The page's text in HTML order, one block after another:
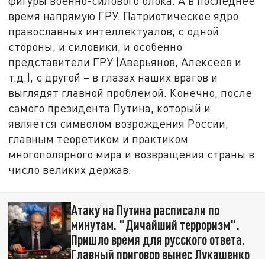
время напрямую ГРУ. Патриотическое ядро
православных интеллектуалов, с одной
стороны, и силовики, и особенно
представители ГРУ (Аверьянов, Алексеев и
т.д.), с другой – в глазах наших врагов и
выглядят главной проблемой. Конечно, после
самого президента Путина, который и
является символом возрождения России,
главным теоретиком и практиком
многополярного мира и возвращения страны в
число великих держав.
Атаку на Путина расписали по
минутам. "Дичайший терроризм".
Пришло время для русского ответа.
Главный приговор вынес Лукашенко